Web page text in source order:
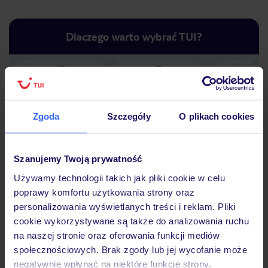
Zgoda Szczegóły O plikach cookies
Szanujemy Twoją prywatność
Używamy technologii takich jak pliki cookie w celu
poprawy komfortu użytkowania strony oraz
personalizowania wyświetlanych treści i reklam. Pliki
cookie wykorzystywane są także do analizowania ruchu
na naszej stronie oraz oferowania funkcji mediów
społecznościowych. Brak zgody lub jej wycofanie może
negatywnie wpłynąć na niektóre funkcje strony.
Dlaczego warto wybrać TUI?
Lider niskich cen
Największe biuro
podróży w Polsce
30 lat w
Hotel
Opinie